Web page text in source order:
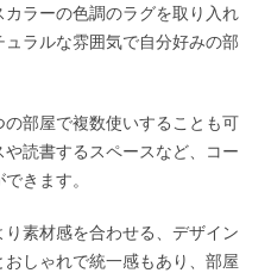
ラーの色調のラグを取り入れ
ラルな雰囲気で自分好みの部
部屋で複数使いすることも可
読書するスペースなど、コー
きます。
素材感を合わせる、デザイン
しゃれで統一感もあり、部屋